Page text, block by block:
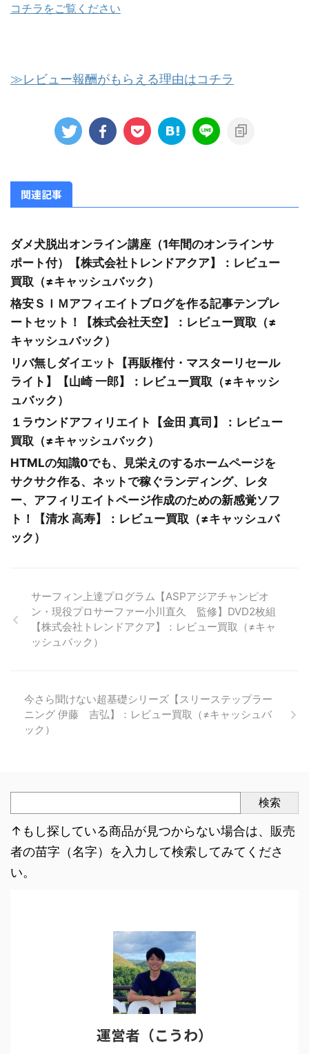
コチラをご覧ください
≫レビュー報酬がもらえる理由はコチラ
関連記事
ダメ犬脱出オンライン講座（1年間のオンラインサ
ポート付）【株式会社トレンドアクア】：レビュー
買取（≠キャッシュバック）
格安ＳＩＭアフィエイトブログを作る記事テンプレ
ートセット！【株式会社天空】：レビュー買取（≠
キャッシュバック）
リバ無しダイエット【再販権付・マスターリセール
ライト】【山崎 一郎】：レビュー買取（≠キャッシ
ュバック）
１ラウンドアフィリエイト【金田 真司】：レビュー
買取（≠キャッシュバック）
HTMLの知識0でも、見栄えのするホームページを
サクサク作る、ネットで稼ぐランディング、レタ
ー、アフィリエイトページ作成のための新感覚ソフ
ト！【清水 高寿】：レビュー買取（≠キャッシュバ
ック）
サーフィン上達プログラム【ASPアジアチャンピオ
ン・現役プロサーファー小川直久 監修】DVD2枚組
【株式会社トレンドアクア】：レビュー買取（≠キャ
ッシュバック）
今さら聞けない超基礎シリーズ【スリーステップラー
ニング 伊藤 吉弘】：レビュー買取（≠キャッシュバ
ック）
検索
↑もし探している商品が見つからない場合は、販売
者の苗字（名字）を入力して検索してみてくださ
い。
運営者（こうわ）